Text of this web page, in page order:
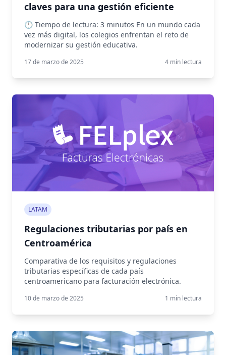
claves para una gestión eficiente
🕒 Tiempo de lectura: 3 minutos En un mundo cada
vez más digital, los colegios enfrentan el reto de
modernizar su gestión educativa.
17 de marzo de 2025 4 min lectura
LATAM
Regulaciones tributarias por país en
Centroamérica
Comparativa de los requisitos y regulaciones
tributarias específicas de cada país
centroamericano para facturación electrónica.
10 de marzo de 2025 1 min lectura